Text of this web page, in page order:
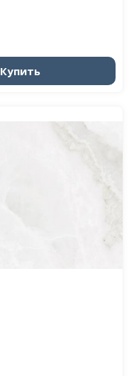
Купить